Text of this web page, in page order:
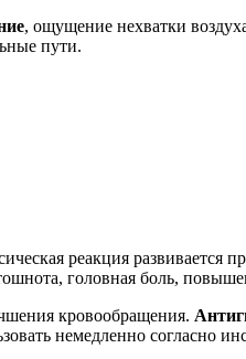
, ощущение нехватки
пути.
реакция
головная боль,
кровообращения.
немедленно согласно